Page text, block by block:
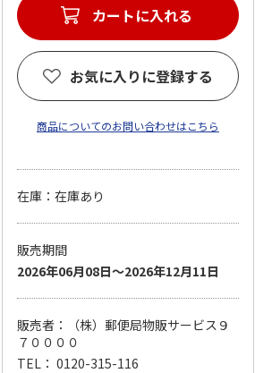
カートに入れる
お気に入りに登録する
商品についてのお問い合わせはこちら
在庫：在庫あり
販売期間
2026年06月08日～2026年12月11日
販売者：（株）郵便局物販サービス９
７００００
TEL： 0120-315-116